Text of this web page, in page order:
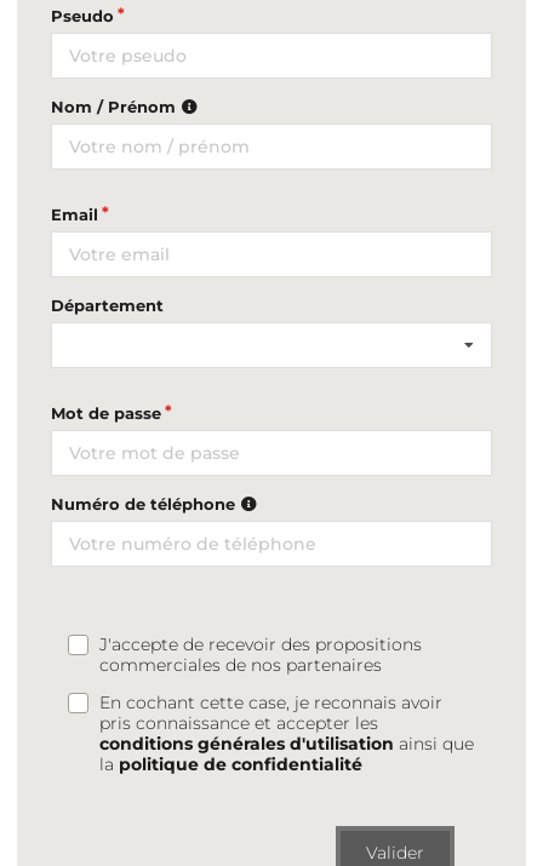
Pseudo
Nom / Prénom
Email
Département
Mot de passe
Numéro de téléphone
J'accepte de recevoir des propositions
commerciales de nos partenaires
En cochant cette case, je reconnais avoir
pris connaissance et accepter les
conditions générales d'utilisation ainsi que
la politique de confidentialité
Valider